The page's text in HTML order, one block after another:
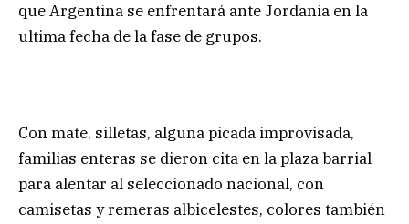
que Argentina se enfrentará ante Jordania en la
ultima fecha de la fase de grupos.
Con mate, silletas, alguna picada improvisada,
familias enteras se dieron cita en la plaza barrial
para alentar al seleccionado nacional, con
camisetas y remeras albicelestes, colores también